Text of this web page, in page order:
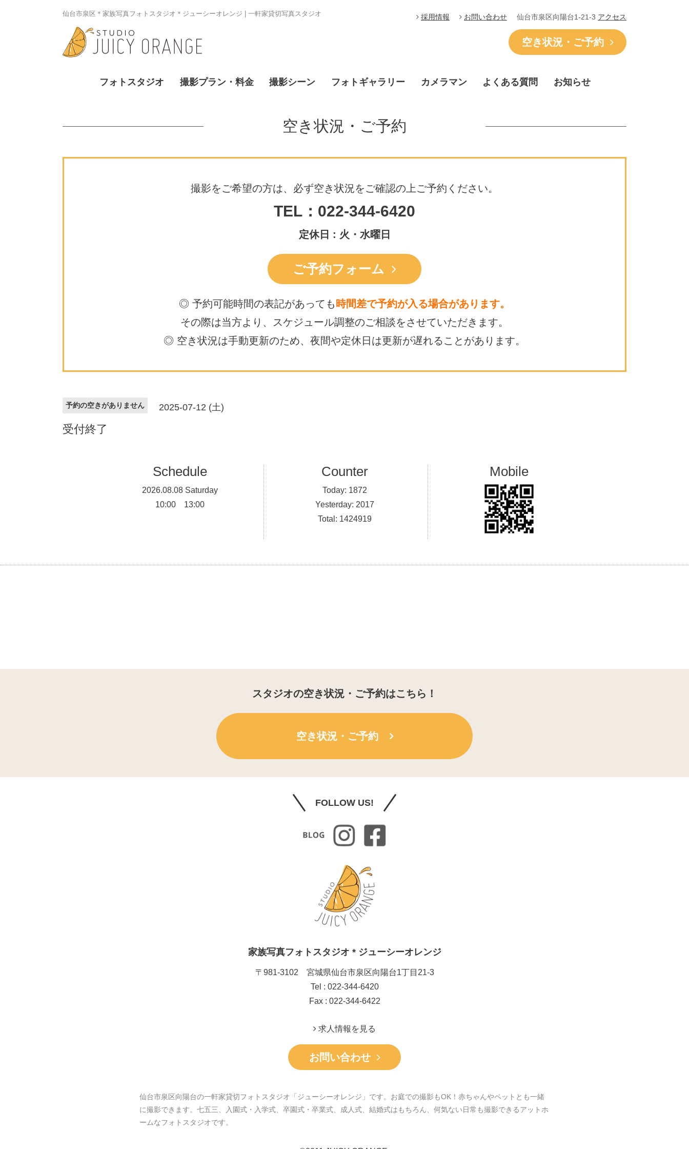
仙台市泉区＊家族写真フォトスタジオ＊ジューシーオレンジ | 一軒家貸切写真スタジオ 採用情報 お問い合わせ 仙台市泉区向陽台1-21-3 アクセス
空き状況・ご予約
フォトスタジオ 撮影プラン・料金 撮影シーン フォトギャラリー カメラマン よくある質問 お知らせ
空き状況・ご予約
撮影をご希望の方は、必ず空き状況をご確認の上ご予約ください。
TEL：022-344-6420
定休日 : 火・水曜日
ご予約フォーム
◎ 予約可能時間の表記があっても 時間差で予約が入る場合があります。
その際は当方より、スケジュール調整のご相談をさせていただきます。
◎ 空き状況は手動更新のため、 夜間や定休日は更新が遅れることがあります。
予約の空きがありません 2025-07-12 (土)
受付終了
Schedule
2026.08.08 Saturday
10:00 13:00
Counter
Today: 1872
Yesterday: 2017
Total: 1424919
Mobile
スタジオの空き状況・ご予約はこちら！
空き状況・ご予約
FOLLOW US!
家族写真フォトスタジオ * ジューシーオレンジ
〒981-3102 宮城県仙台市泉区向陽台1丁目21-3
Tel : 022-344-6420
Fax : 022-344-6422
求人情報を見る
お問い合わせ
仙台市泉区向陽台の一軒家貸切フォトスタジオ「ジューシーオレンジ」です。お庭での撮影もOK！赤ちゃんやペットとも一緒
に撮影できます。七五三、入園式・入学式、卒園式・卒業式、成人式、結婚式はもちろん、何気ない日常も撮影できるアットホ
ームなフォトスタジオです。